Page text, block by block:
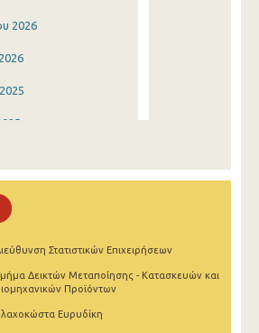
2026
Στατιστικών Επιχειρήσεων
Δεικτών Μεταποίησης - Κατασκευών και
Προϊόντων
Ευρυδίκη